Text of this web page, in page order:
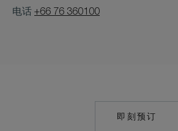
电话 +66 76 360100
即刻预订
MAILTO: